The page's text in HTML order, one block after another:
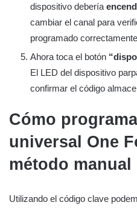
dispositivo debería
cambiar el canal para
programado
Ahora toca el botón
El LED del dispositivo
confirmar el código
Cómo
universal One
método manual
Utilizando el código clave